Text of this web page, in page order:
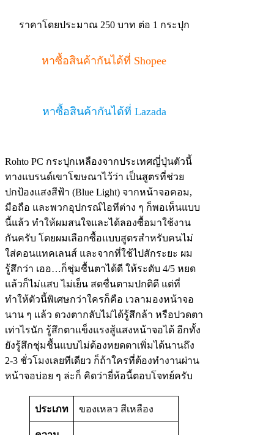
ราคาโดยประมาณ 250 บาท ต่อ 1 กระปุก
หาซื้อสินค้ากันได้ที่ Shopee
หาซื้อสินค้ากันได้ที่ Lazada
Rohto PC กระปุกเหลืองจากประเทศญี่ปุ่นตัวนี้
ทางแบรนด์เขาโฆษณาไว้ว่า เป็นสูตรที่ช่วย
ปกป้องแสงสีฟ้า (Blue Light) จากหน้าจอคอม,
มือถือ และพวกอุปกรณ์ไอทีต่าง ๆ ก็พอเห็นแบบ
นี้แล้ว ทำให้ผมสนใจและได้ลองซื้อมาใช้งาน
กันครับ โดยผมเลือกซื้อแบบสูตรสำหรับคนไม่
ใส่คอนแทคเลนส์ และจากที่ใช้ไปสักระยะ ผม
รู้สึกว่า เออ…ก็ชุ่มชื้นตาได้ดี ให้ระดับ 4/5 หยด
แล้วก็ไม่แสบ ไม่เย็น สดชื่นตามปกติดี แต่ที่
ทำให้ตัวนี้พิเศษกว่าใครก็คือ เวลามองหน้าจอ
นาน ๆ แล้ว ดวงตากลับไม่ได้รู้สึกล้า หรือปวดตา
เท่าไรนัก รู้สึกตาแข็งแรงสู้แสงหน้าจอได้ อีกทั้ง
ยังรู้สึกชุ่มชื้นแบบไม่ต้องหยดตาเพิ่มได้นานถึง
2-3 ชั่วโมงเลยทีเดียว ก็ถ้าใครที่ต้องทำงานผ่าน
หน้าจอบ่อย ๆ ล่ะก็ คิดว่ายี่ห้อนี้ตอบโจทย์ครับ
ประเภท ของเหลว สีเหลือง